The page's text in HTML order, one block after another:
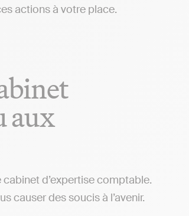
actions à votre place.
aux
d’expertise comptable.
causer des soucis à l’avenir.